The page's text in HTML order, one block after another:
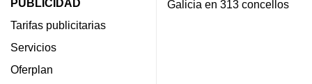
Tarifas publicitarias
Servicios
Oferplan
Galicia en 313 concellos